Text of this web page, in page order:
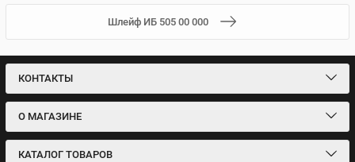
Шлейф ИБ 505 00 000
КОНТАКТЫ
О МАГАЗИНЕ
КАТАЛОГ ТОВАРОВ